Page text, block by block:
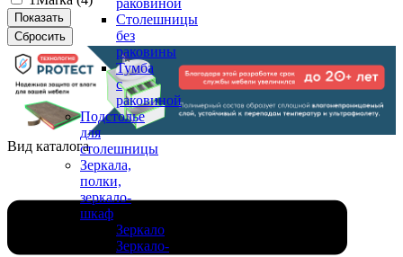
раковиной
Столешницы
без
раковины
Тумба
с
раковиной
Подстолье
для
столешницы
Зеркала,
полки,
зеркало-
шкаф
Зеркало
Зеркало-
Вид каталога